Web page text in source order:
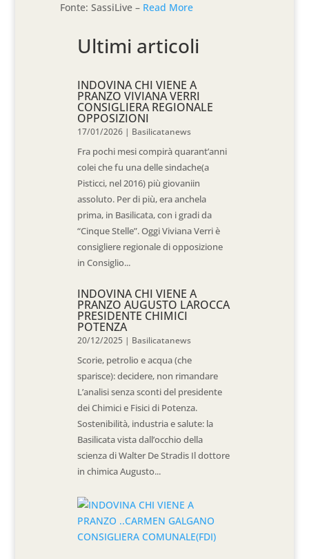
Fonte: SassiLive – Read More
Ultimi articoli
INDOVINA CHI VIENE A
PRANZO VIVIANA VERRI
CONSIGLIERA REGIONALE
OPPOSIZIONI
17/01/2026 | Basilicatanews
Fra pochi mesi compirà quarant’anni
colei che fu una delle sindache(a
Pisticci, nel 2016) più giovaniin
assoluto. Per di più, era anchela
prima, in Basilicata, con i gradi da
“Cinque Stelle”. Oggi Viviana Verri è
consigliere regionale di opposizione
in Consiglio...
INDOVINA CHI VIENE A
PRANZO AUGUSTO LAROCCA
PRESIDENTE CHIMICI
POTENZA
20/12/2025 | Basilicatanews
Scorie, petrolio e acqua (che
sparisce): decidere, non rimandare
L’analisi senza sconti del presidente
dei Chimici e Fisici di Potenza.
Sostenibilità, industria e salute: la
Basilicata vista dall’occhio della
scienza di Walter De Stradis Il dottore
in chimica Augusto...